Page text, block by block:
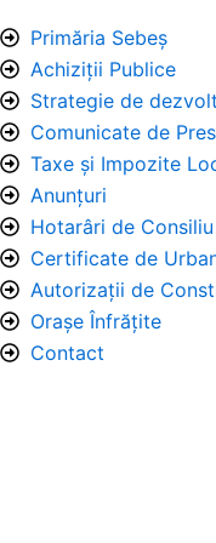
Primăria Sebeș
Achiziții Publice
Strategie de
Comunicate de
Taxe și Impozite
Anunțuri
Hotarâri de Consiliu
Certificate de
Autorizații de
Orașe Înfrățite
Contact